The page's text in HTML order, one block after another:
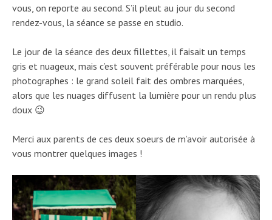
vous, on reporte au second. S’il pleut au jour du second
rendez-vous, la séance se passe en studio.
Le jour de la séance des deux fillettes, il faisait un temps
gris et nuageux, mais c’est souvent préférable pour nous les
photographes : le grand soleil fait des ombres marquées,
alors que les nuages diffusent la lumière pour un rendu plus
doux 😉
Merci aux parents de ces deux soeurs de m’avoir autorisée à
vous montrer quelques images !